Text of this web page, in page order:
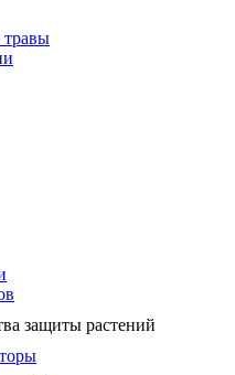
травы
защиты растений